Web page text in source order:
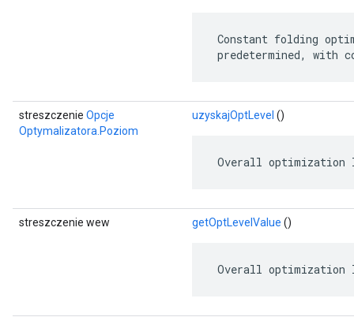
Constant folding
predetermined, with
streszczenie Opcje
Optymalizatora.Poziom
uzyskajOptLevel ()
Overall optimization
streszczenie wew getOptLevelValue ()
Overall optimization